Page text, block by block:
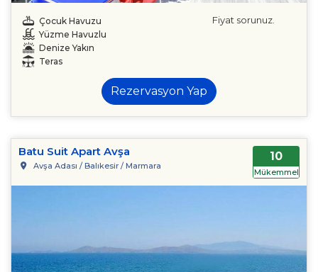
Çocuk Havuzu
Yüzme Havuzlu
Denize Yakın
Teras
Fiyat sorunuz.
Rezervasyon Yap
Batu Suit Apart Avşa
Avşa Adası / Balıkesir / Marmara
10
Mükemmel